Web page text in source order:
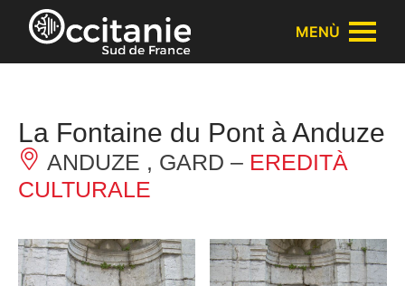
Pannello di gestione dei cookies
MENÙ
La Fontaine du Pont à Anduze
ANDUZE , GARD – EREDITÀ
CULTURALE